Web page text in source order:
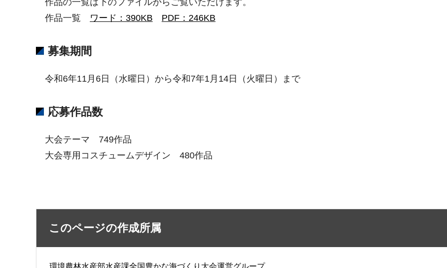
作品一覧 ワード：390KB PDF：246KB
募集期間
令和6年11月6日（水曜日）から令和7年1月14日（火曜日）まで
応募作品数
大会テーマ 749作品
大会専用コスチュームデザイン 480作品
このページの作成所属
環境農林水産部水産課全国豊かな海づくり大会運営グループ